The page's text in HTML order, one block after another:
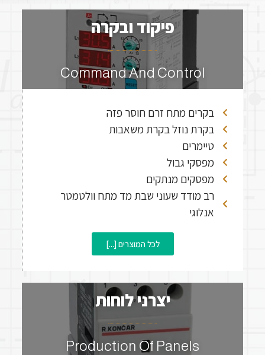
פיקוד ובקרה​
Command And Control
בקרים מתח זרם חוסר פזה
בקרת נוזל בקרת משאבות
טיימרים
מפסקי גבול
מפסקים מנתקים
רב מודד שעוני שבת מד מתח וולטמטר
אנלוגי
לכל המוצרים [...]
יצרני לוחות​
Production Of Panels